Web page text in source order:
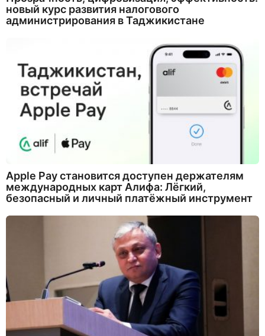
новый курс развития налогового
администрирования в Таджикистане
Apple Pay становится доступен держателям
международных карт Алифа: Лёгкий,
безопасный и личный платёжный инструмент